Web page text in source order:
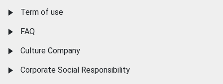
Term of use
FAQ
Culture Company
Corporate Social Responsibility